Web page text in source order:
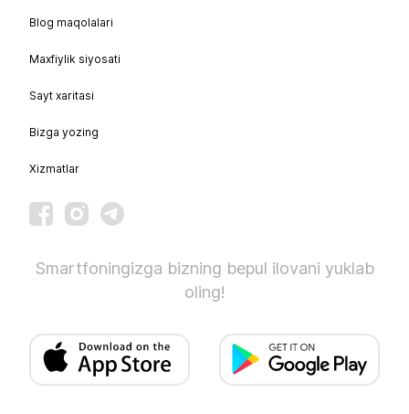
Blog maqolalari
Maxfiylik siyosati
Sayt xaritasi
Bizga yozing
Xizmatlar
Smartfoningizga bizning bepul ilovani yuklab
oling!